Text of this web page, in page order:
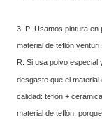
3. P: Usamos pintura en
material de teflón
R: Si usa polvo
desgaste que el
calidad: teflón +
material de teflón,